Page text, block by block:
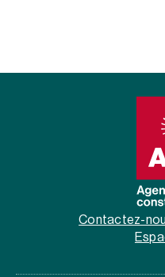
Contactez-